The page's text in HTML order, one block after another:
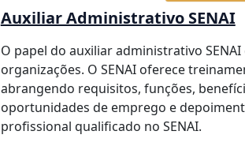
Auxiliar Administrativo SENAI
O papel do auxiliar administrativo
organizações. O SENAI oferece
abrangendo requisitos, funções,
oportunidades de emprego e
profissional qualificado no SENAI.